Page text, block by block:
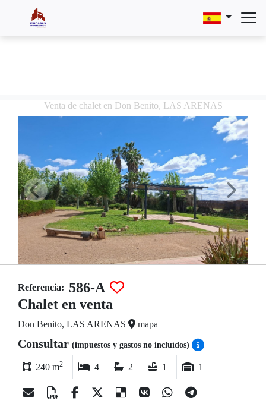
Venta de chalet en Don Benito, LAS ARENAS
Referencia: 586-A
Chalet en venta
Don Benito, LAS ARENAS mapa
Consultar (impuestos y gastos no incluídos)
240 m2 4 2 1 1